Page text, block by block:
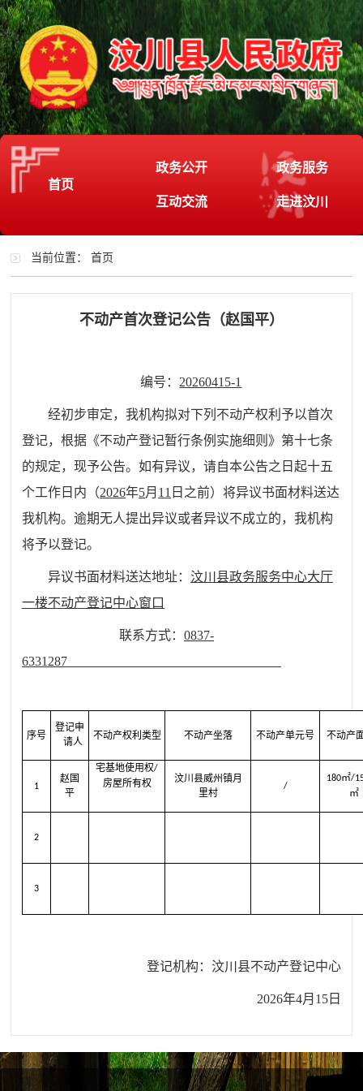
首页
政务公开 政务服务
互动交流 走进汶川
当前位置：首页
不动产首次登记公告（赵国平）
编号： 20260415-1
经初步审定，我机构拟对下列不动产权利予以首次
登记，根据《不动产登记暂行条例实施细则》第十七条
的规定，现予公告。如有异议，请自本公告之日起十五
个工作日内（2026年5月 11 日之前）将异议书面材料送达
我机构。逾期无人提出异议或者异议不成立的，我机构
将予以登记。
异议书面材料送达地址： 汶川县政务服务中心大厅
一楼不动产登记中心窗口
联系方式：0837-
6331287
序号
登记申
请人
不动产权利类型 不动产坐落 不动产单元号 不动产
1
赵国
平
宅基地使用权/
房屋所有权
汶川县威州镇月
里村
/
180㎡/
㎡
2
3
登记机构 ： 汶川县不动产登记中心
2026年4月 15日